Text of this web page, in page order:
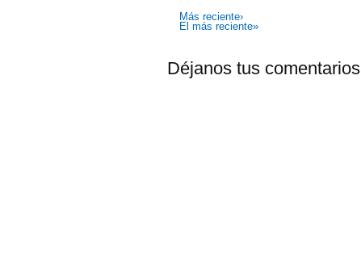
Más reciente›
El más reciente»
Déjanos tus comentarios